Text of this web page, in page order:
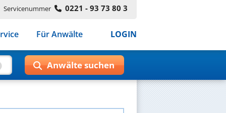
Servicenummer 0221 - 93 73 80 3
Für Anwälte LOGIN